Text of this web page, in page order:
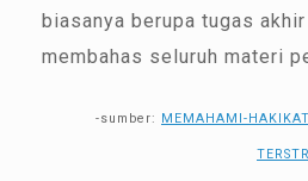
biasanya berupa tugas
membahas seluruh materi
-sumber: MEMAHAMI-